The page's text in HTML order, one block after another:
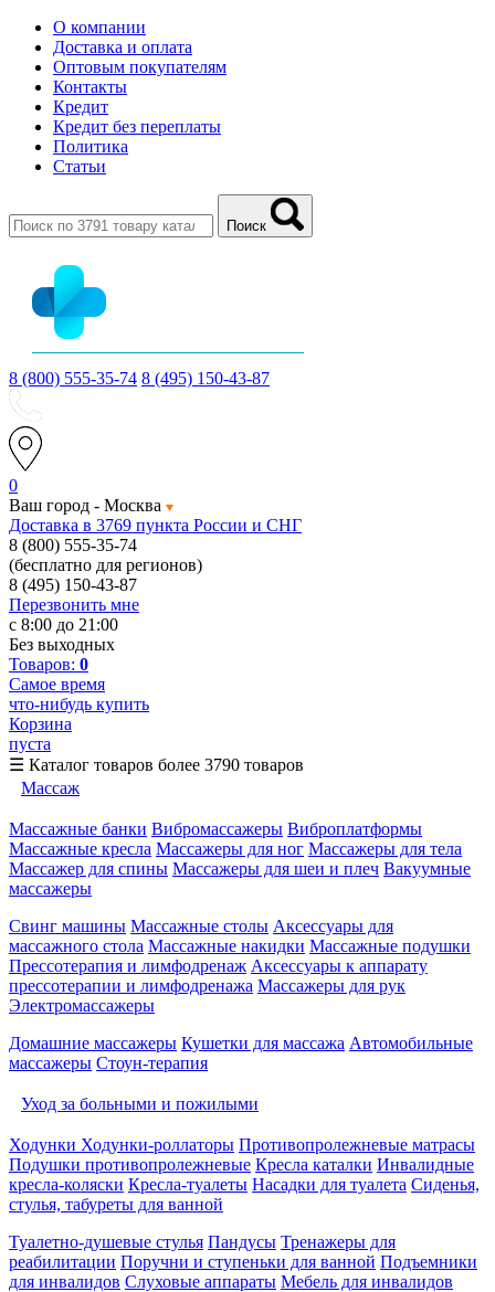
О компании
Доставка и оплата
Оптовым покупателям
Контакты
Кредит
Кредит без переплаты
Политика
Статьи
Поиск
8 (800) 555-35-74 8 (495) 150-43-87
0
Ваш город - Москва
Доставка в 3769 пункта России и СНГ
8 (800) 555-35-74
(бесплатно для регионов)
8 (495) 150-43-87
Перезвонить мне
с 8:00 до 21:00
Без выходных
Товаров: 0
Самое время
что-нибудь купить
Корзина
пуста
☰ Каталог товаров более 3790 товаров
Массаж
Массажные банки Вибромассажеры Виброплатформы
Массажные кресла Массажеры для ног Массажеры для тела
Массажер для спины Массажеры для шеи и плеч Вакуумные
массажеры
Свинг машины Массажные столы Аксессуары для
массажного стола Массажные накидки Массажные подушки
Прессотерапия и лимфодренаж Аксессуары к аппарату
прессотерапии и лимфодренажа Массажеры для рук
Электромассажеры
Домашние массажеры Кушетки для массажа Автомобильные
массажеры Стоун-терапия
Уход за больными и пожилыми
Ходунки Ходунки-роллаторы Противопролежневые матрасы
Подушки противопролежневые Кресла каталки Инвалидные
кресла-коляски Кресла-туалеты Насадки для туалета Сиденья,
стулья, табуреты для ванной
Туалетно-душевые стулья Пандусы Тренажеры для
реабилитации Поручни и ступеньки для ванной Подъемники
для инвалидов Слуховые аппараты Мебель для инвалидов